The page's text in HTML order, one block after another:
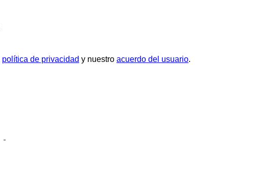
política de privacidad y nuestro acuerdo del usuario.